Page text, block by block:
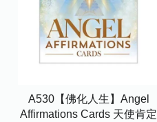
A530【佛化人生】Angel
Affirmations Cards 天使肯定